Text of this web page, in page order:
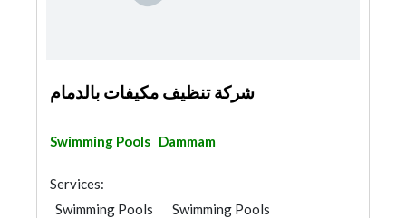
شركة تنظيف مكيفات بالدمام
Swimming Pools Dammam
Services:
Swimming Pools
Swimming Pools